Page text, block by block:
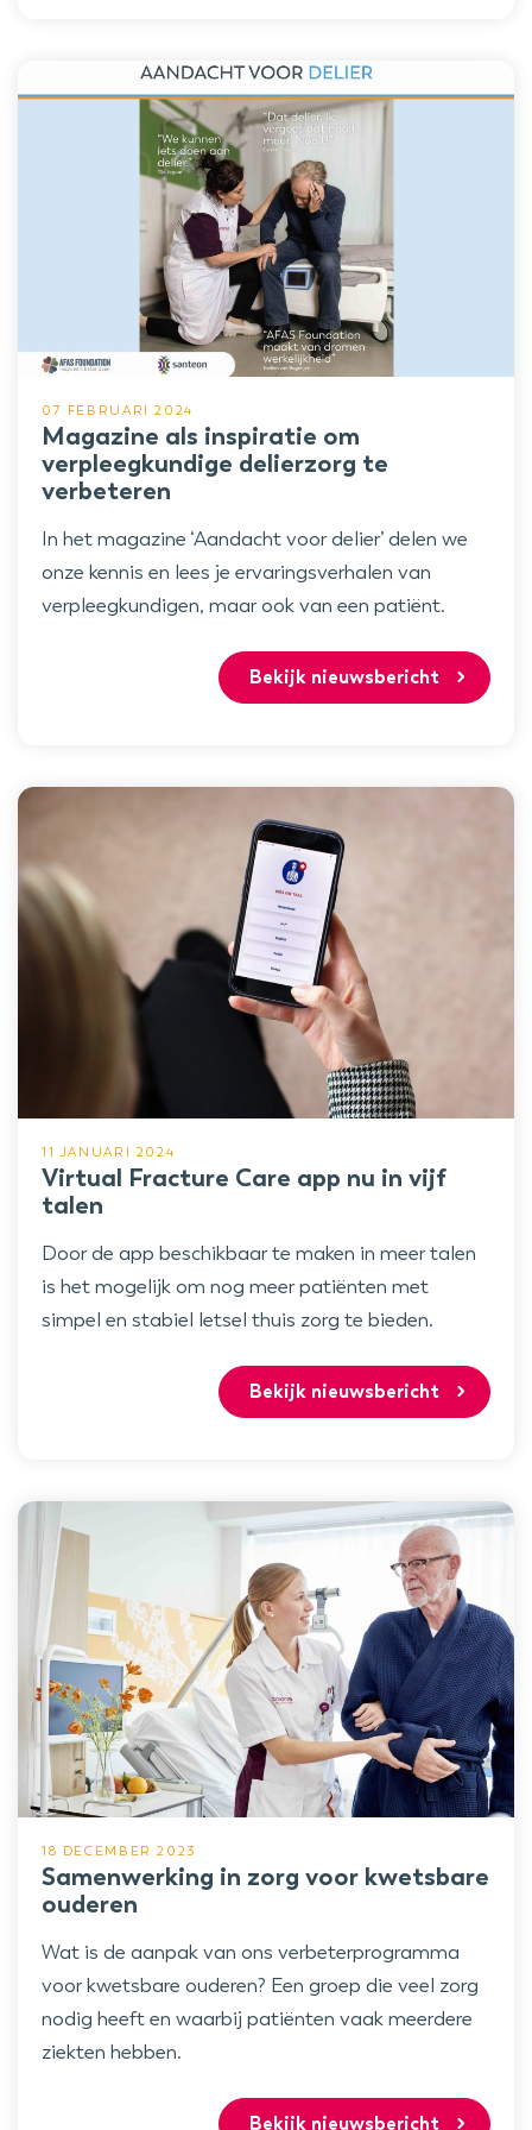
07 FEBRUARI 2024
Magazine als inspiratie om
verpleegkundige delierzorg te
verbeteren
In het magazine ‘Aandacht voor delier’ delen we
onze kennis en lees je ervaringsverhalen van
verpleegkundigen, maar ook van een patiënt.
Bekijk nieuwsbericht
11 JANUARI 2024
Virtual Fracture Care app nu in vijf
talen
Door de app beschikbaar te maken in meer talen
is het mogelijk om nog meer patiënten met
simpel en stabiel letsel thuis zorg te bieden.
Bekijk nieuwsbericht
18 DECEMBER 2023
Samenwerking in zorg voor kwetsbare
ouderen
Wat is de aanpak van ons verbeterprogramma
voor kwetsbare ouderen? Een groep die veel zorg
nodig heeft en waarbij patiënten vaak meerdere
ziekten hebben.
Bekijk nieuwsbericht